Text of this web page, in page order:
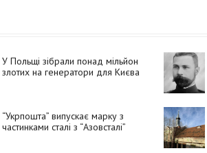
У Польщі зібрали понад мільйон
злотих на генератори для Києва
“Укрпошта” випускає марку з
частинками сталі з “Азовсталі”